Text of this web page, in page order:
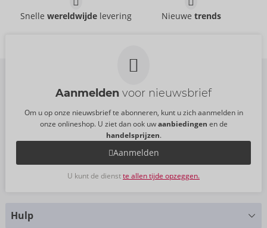
Snelle wereldwijdelevering Nieuwe trends
Aanmelden voor nieuwsbrief
Om u op onze nieuwsbrief te abonneren, kunt u zich aanmelden in
onze onlineshop. U ziet dan ook uwaanbiedingen en de
handelsprijzen.
Aanmelden
U kunt de dienstte allen tijde opzeggen.
Hulp